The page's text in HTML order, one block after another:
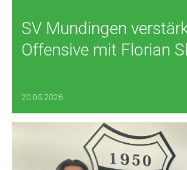
SV Mundingen
Offensive mit Florian
20.05.2026